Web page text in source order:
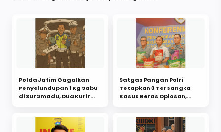
Polda Jatim Gagalkan
Penyelundupan 1 Kg Sabu
di Suramadu, Dua Kurir
Satgas Pangan Polri
Tetapkan 3 Tersangka
Kasus Beras Oplosan,